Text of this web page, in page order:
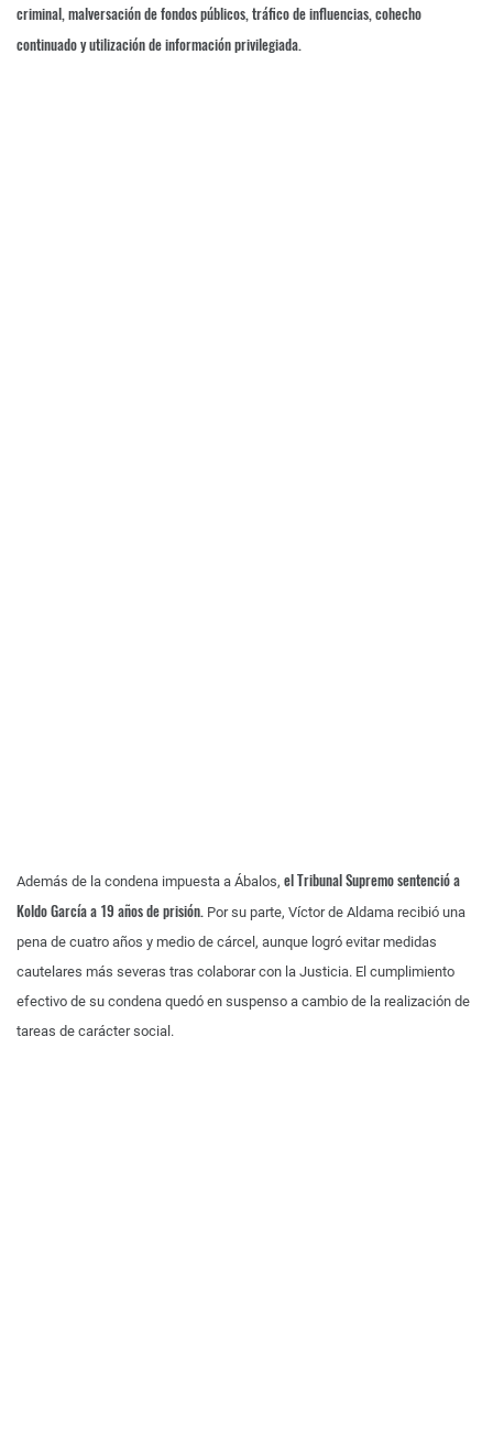
criminal, malversación de fondos públicos, tráfico de influencias, cohecho
continuado y utilización de información privilegiada.
Además de la condena impuesta a Ábalos, el Tribunal Supremo sentenció a
Koldo García a 19 años de prisión. Por su parte, Víctor de Aldama recibió una
pena de cuatro años y medio de cárcel, aunque logró evitar medidas
cautelares más severas tras colaborar con la Justicia. El cumplimiento
efectivo de su condena quedó en suspenso a cambio de la realización de
tareas de carácter social.